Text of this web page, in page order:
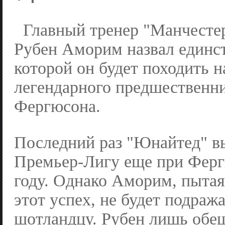
Главный тренер
Рубен Аморим назвал
которой он будет походить
легендарного
Фергюсона.
Последний раз "Юнайтед"
Премьер-Лигу еще при
году. Однако Аморим,
этот успех, не будет
шотландцу. Рубен лишь